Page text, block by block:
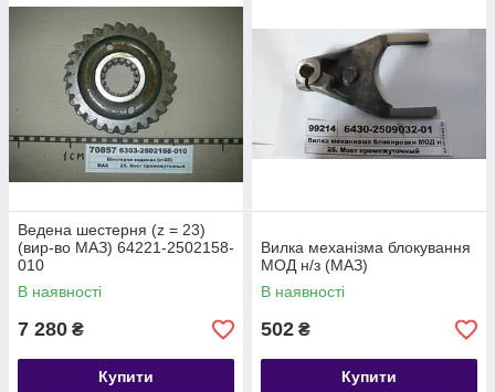
Ведена шестерня (z = 23)
(вир-во МАЗ) 64221-2502158-
010
В наявності
7 280 ₴
Купити
Вилка механізма блокування
МОД н/з (МАЗ)
В наявності
502 ₴
Купити